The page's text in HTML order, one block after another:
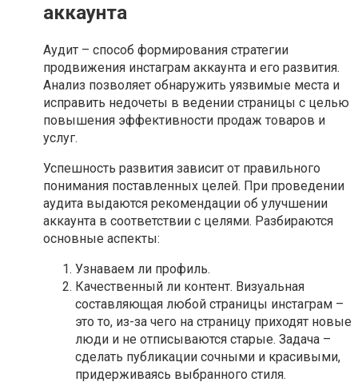
аккаунта
Аудит – способ формирования стратегии
продвижения инстаграм аккаунта и его развития.
Анализ позволяет обнаружить уязвимые места и
исправить недочеты в ведении страницы с целью
повышения эффективности продаж товаров и
услуг.
Успешность развития зависит от правильного
понимания поставленных целей. При проведении
аудита выдаются рекомендации об улучшении
аккаунта в соответствии с целями. Разбираются
основные аспекты:
Узнаваем ли профиль.
Качественный ли контент. Визуальная
составляющая любой страницы инстаграм –
это то, из-за чего на страницу приходят новые
люди и не отписываются старые. Задача –
сделать публикации сочными и красивыми,
придерживаясь выбранного стиля.